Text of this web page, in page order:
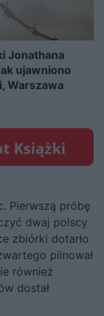
Jonathana
ujawniono
Warszawa
Pierwszą próbę
dwaj polscy
zbiórki dotarło
pilnował
również
dostał